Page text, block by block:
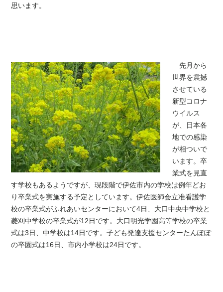
思います。
先月から
世界を震撼
させている
新型コロナ
ウイルス
が、日本各
地での感染
が相ついで
います。卒
業式を見直
す学校もあるようですが、現段階で伊佐市内の学校は例年どお
り卒業式を実施する予定としています。伊佐医師会立准看護学
校の卒業式がふれあいセンターにおいて4日、大口中央中学校と
菱刈中学校の卒業式が12日です。大口明光学園高等学校の卒業
式は3日、中学校は14日です。子ども発達支援センターたんぽぽ
の卒園式は16日、市内小学校は24日です。